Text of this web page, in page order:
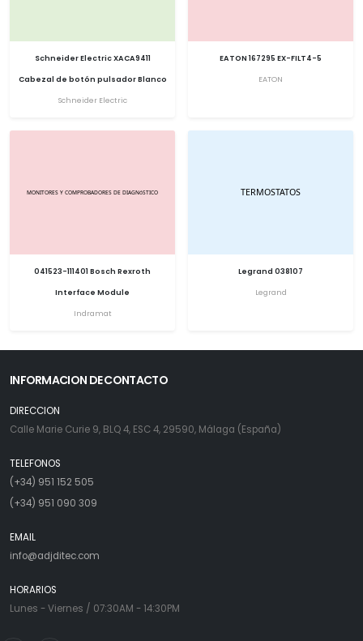
Schneider Electric XACA9411
Cabezal de botón pulsador Blanco
Schneider Electric
EATON 167295 EX-FILT4-5
EATON
041523-111401 Bosch Rexroth
Interface Module
Indramat
Legrand 038107
Legrand
INFORMACION DE CONTACTO
DIRECCION
Calle Marie Curie 9, BLQ 4, ESC 4, 29590, Málaga (España)
TELEFONOS
(+34) 951 152 505
(+34) 951 090 309
EMAIL
info@adjditec.com
HORARIOS
Lunes - Viernes / 07:30AM - 14:30PM